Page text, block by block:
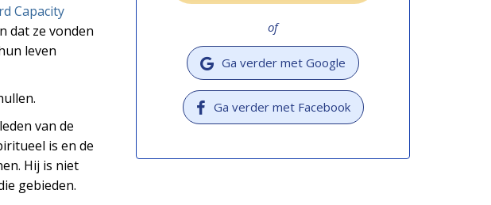
of
Ga verder met Google
Ga verder met Facebook
Capacity
dat ze vonden
leven
van de
is en de
Hij is niet
gebieden.